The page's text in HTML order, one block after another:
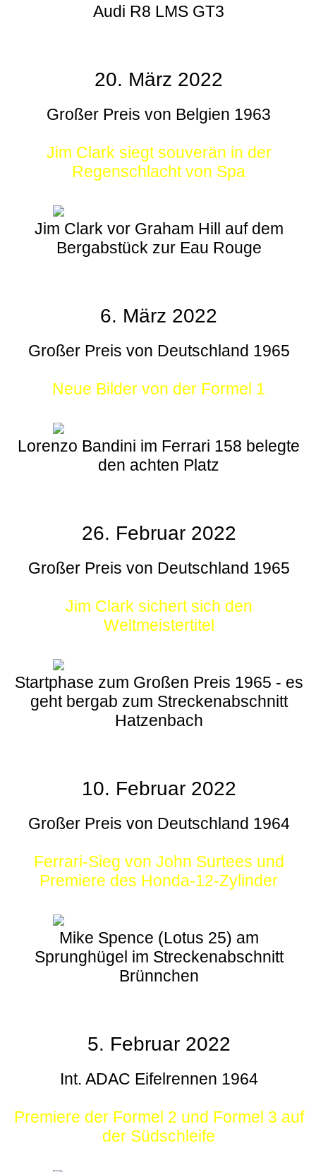
Audi R8 LMS GT3
20. März 2022
Großer Preis von Belgien 1963
Jim Clark siegt souverän in der
Regenschlacht von Spa
Jim Clark vor Graham Hill auf dem
Bergabstück zur Eau Rouge
6. März 2022
Großer Preis von Deutschland 1965
Neue Bilder von der Formel 1
Lorenzo Bandini im Ferrari 158 belegte
den achten Platz
26. Februar 2022
Großer Preis von Deutschland 1965
Jim Clark sichert sich den
Weltmeistertitel
Startphase zum Großen Preis 1965 - es
geht bergab zum Streckenabschnitt
Hatzenbach
10. Februar 2022
Großer Preis von Deutschland 1964
Ferrari-Sieg von John Surtees und
Premiere des Honda-12-Zylinder
Mike Spence (Lotus 25) am
Sprunghügel im Streckenabschnitt
Brünnchen
5. Februar 2022
Int. ADAC Eifelrennen 1964
Premiere der Formel 2 und Formel 3 auf
der Südschleife